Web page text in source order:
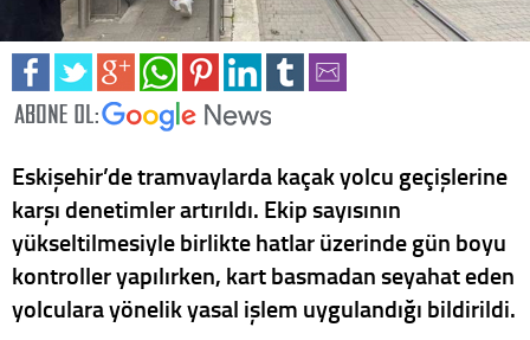
Eskişehir’de tramvaylarda kaçak yolcu geçişlerine
karşı denetimler artırıldı. Ekip sayısının
yükseltilmesiyle birlikte hatlar üzerinde gün boyu
kontroller yapılırken, kart basmadan seyahat eden
yolculara yönelik yasal işlem uygulandığı bildirildi.